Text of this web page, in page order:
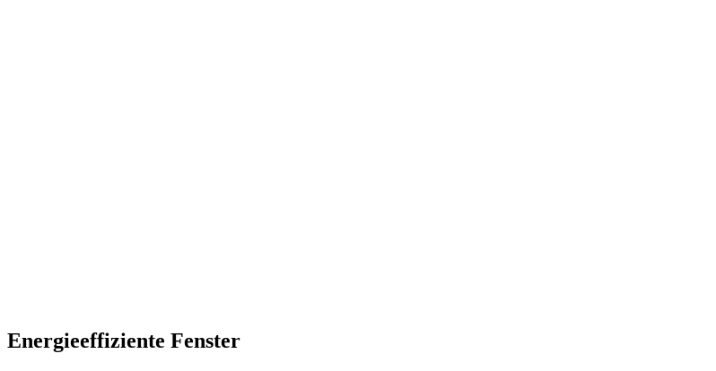
Energieeffiziente Fenster